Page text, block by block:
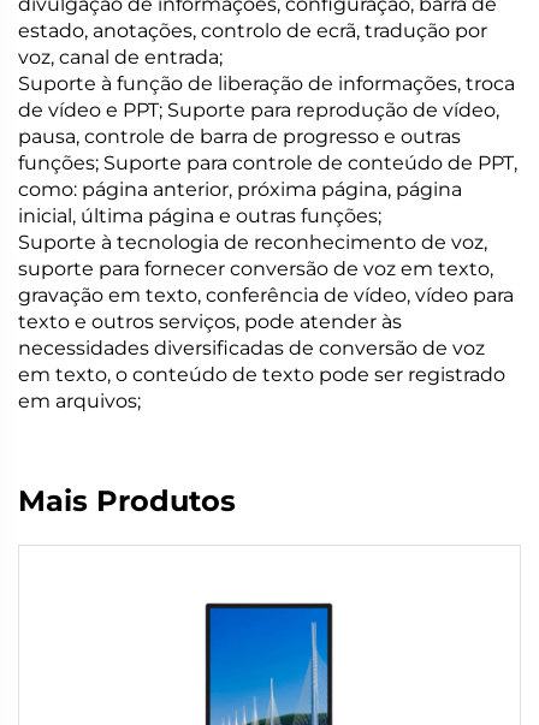
estado, anotações, controlo de ecrã, tradução por
voz, canal de entrada;
Suporte à função de liberação de informações, troca
de vídeo e PPT; Suporte para reprodução de vídeo,
pausa, controle de barra de progresso e outras
funções; Suporte para controle de conteúdo de PPT,
como: página anterior, próxima página, página
inicial, última página e outras funções;
Suporte à tecnologia de reconhecimento de voz,
suporte para fornecer conversão de voz em texto,
gravação em texto, conferência de vídeo, vídeo para
texto e outros serviços, pode atender às
necessidades diversificadas de conversão de voz
em texto, o conteúdo de texto pode ser registrado
em arquivos;
Mais Produtos